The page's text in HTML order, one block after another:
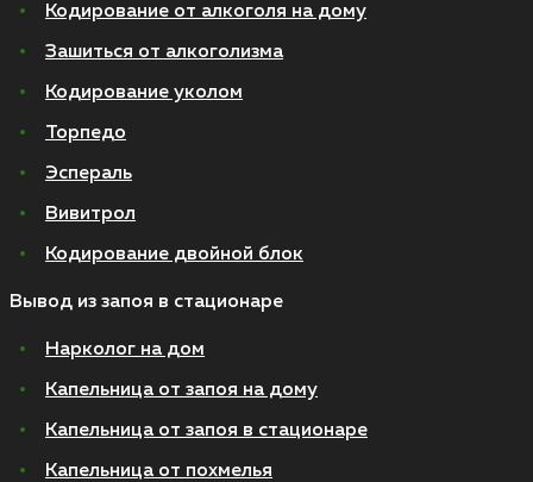
Кодирование от алкоголя на дому
Зашиться от алкоголизма
Кодирование уколом
Торпедо
Эспераль
Вивитрол
Кодирование двойной блок
Вывод из запоя в стационаре
Нарколог на дом
Капельница от запоя на дому
Капельница от запоя в стационаре
Капельница от похмелья